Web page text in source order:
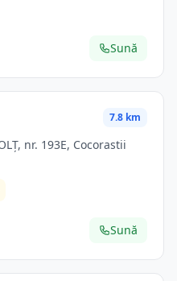
Sună
7.8 km
Sună